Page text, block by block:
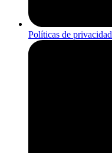
Políticas de privacidad